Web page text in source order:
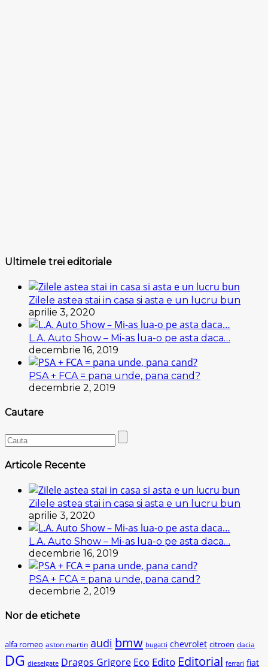
Ultimele trei editoriale
Zilele astea stai in casa si asta e un lucru bun
aprilie 3, 2020
L.A. Auto Show – Mi-as lua-o pe asta daca…
decembrie 16, 2019
PSA + FCA = pana unde, pana cand?
decembrie 2, 2019
Cautare
Articole Recente
Zilele astea stai in casa si asta e un lucru bun
aprilie 3, 2020
L.A. Auto Show – Mi-as lua-o pe asta daca…
decembrie 16, 2019
PSA + FCA = pana unde, pana cand?
decembrie 2, 2019
Nor de etichete
alfa romeo aston martin audi bmw bugatti chevrolet citroën dacia
DG dieselgate Dragos Grigore Eco Edito Editorial ferrari fiat